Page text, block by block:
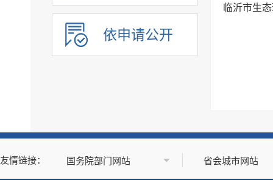
基层政务公开标准目录
依申请公开
临沂市生